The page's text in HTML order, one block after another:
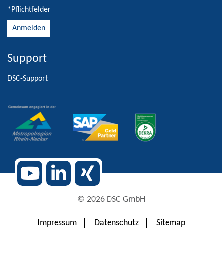
*Pflichtfelder
Alternative:
Support
DSC-Support
© 2026 DSC GmbH
Impressum Datenschutz Sitemap